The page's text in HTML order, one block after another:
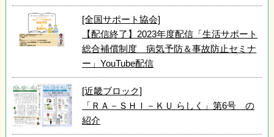
[全国サポート協会]
【配信終了】2023年度配信「生活サポート
総合補償制度 病気予防＆事故防止セミナ
ー」YouTube配信
[近畿ブロック]
「ＲＡ－ＳＨＩ－ＫＵ らしく」第6号 の
紹介